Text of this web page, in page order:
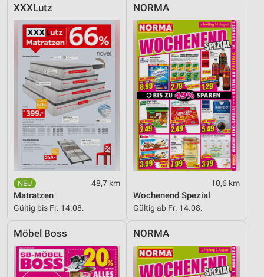
XXXLutz
48,7 km
Matratzen
Gültig bis Fr. 14.08.
NORMA
10,6 km
Wochenend Spezial
Gültig ab Fr. 14.08.
Möbel Boss NORMA